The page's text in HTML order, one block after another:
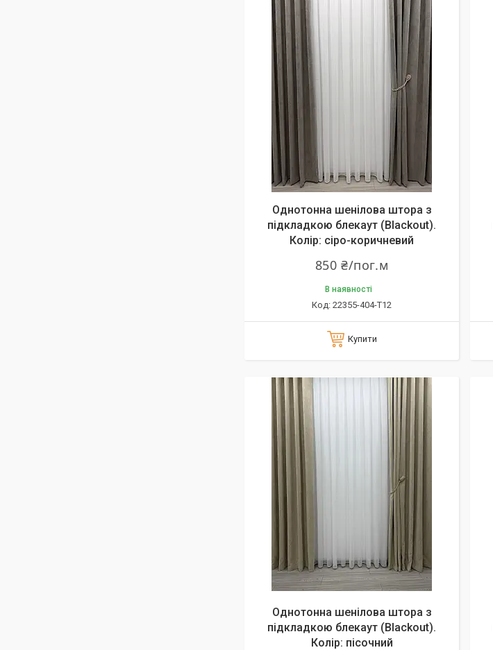
Однотонна шенілова штора з
підкладкою блекаут (Blackout).
Колір: сіро-коричневий
850 ₴/пог.м
В наявності
22355-404-T12
Купити
Однотонна шенілова штора з
підкладкою блекаут (Blackout).
Колір: пісочний